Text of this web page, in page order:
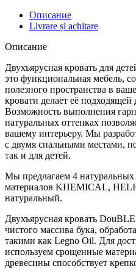
Описание
Livrare și achitare
Описание
Двухъярусная кровать для
это функциональная мебель,
полезного пространства в
кровати делает её
Возможность выполнения
натуральных оттенках
вашему интерьеру. Мы
с двумя спальными местами,
так и для детей.
Мы предлагаем 4
материалов KHEMICAL,
натуральный.
Двухъярусная кровать
чистого массива бука,
такими как Legno Oil. Для
используем срощенные
древесины способствует